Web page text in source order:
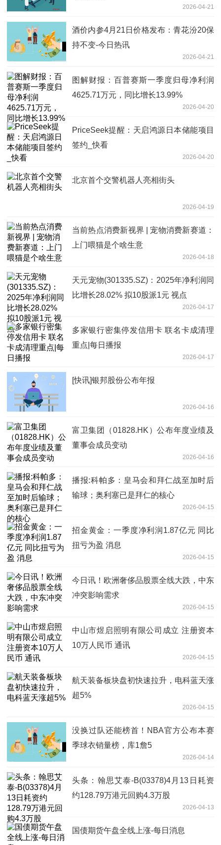
2026-04-21
酒价内参4月21日价格发布：青花汾20保
持不变-今日热讯
2026-04-21
图解财报：百普赛斯一季度归母净利润
4625.71万元，同比增长13.99%
2026-04-20
PriceSeek提醒：天启鸿源日本储能项目
签约_快看
2026-04-20
北京首个交警机器人亮相街头
2026-04-19
当前热点消费新视界 | 宠物消费新赛道：
上门喂猫是个啥生意
2026-04-18
天元宠物(301335.SZ)：2025年净利润同
比增长28.02% 拟10股派1元 视点
2026-04-17
多家银行密集停发信用卡 联名卡成清理
重点|每日播报
2026-04-17
[快讯]银邦股份公布年报
2026-04-16
富卫集团（01828.HK）公布年度业绩及
董事会成员变动
2026-04-16
播报:科帕多：皇马会和拜仁战至加时后
输球；奥利塞已是拜仁的核心
2026-04-15
招金黄金：一季度净利润1.87亿元 同比
扭亏为盈 消息
2026-04-15
今日讯！欧洲奢侈品股票全线大跌，中东
冲突影响需求
2026-04-15
中山市煜启照明有限公司成立 注册资本
10万人民币 通讯
2026-04-15
航天装备板块盘初快速拉升，电科蓝天涨
超5%
2026-04-15
没换过队还能榜首！NBA官方公布本赛
季球衣销量榜，库1詹5
2026-04-14
头条：翰思艾泰-B(03378)4月13日耗资
约128.79万港元回购4.3万股
2026-04-13
国债期货午盘全线上涨-每日消息